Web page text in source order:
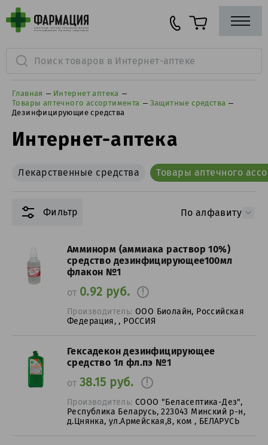
Главная
Интернет аптека
Товары аптечного ассортимента
Защитные средства
Дезинфицирующие средства
Интернет-аптека
Лекарственные средства Товары аптечного
Фильтр По алфавиту
Амминорм (аммиака раствор 10%)
средство дезинфицирующее100мл
флакон №1
от 0.92 руб.
Производитель:ООО Биолайн, Российская
Федерация, , РОССИЯ
Гексадекон дезинфицирующее
средство 1л фл.пэ №1
от 38.15 руб.
Производитель:СООО "Беласептика-Дез",
Республика Беларусь, 223043 Минский р-н,
д.Цнянка, ул.Армейская,8, ком , БЕЛАРУСЬ